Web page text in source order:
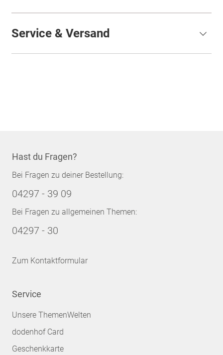
Service & Versand
Hast du Fragen?
Bei Fragen zu deiner Bestellung:
04297 - 39 09
Bei Fragen zu allgemeinen Themen:
04297 - 30
Zum Kontaktformular
Service
Unsere ThemenWelten
dodenhof Card
Geschenkkarte